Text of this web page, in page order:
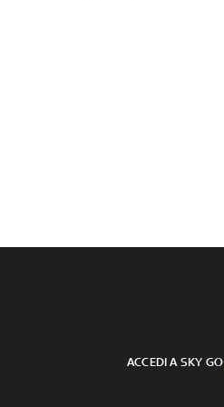
ACCEDI A SKY GO